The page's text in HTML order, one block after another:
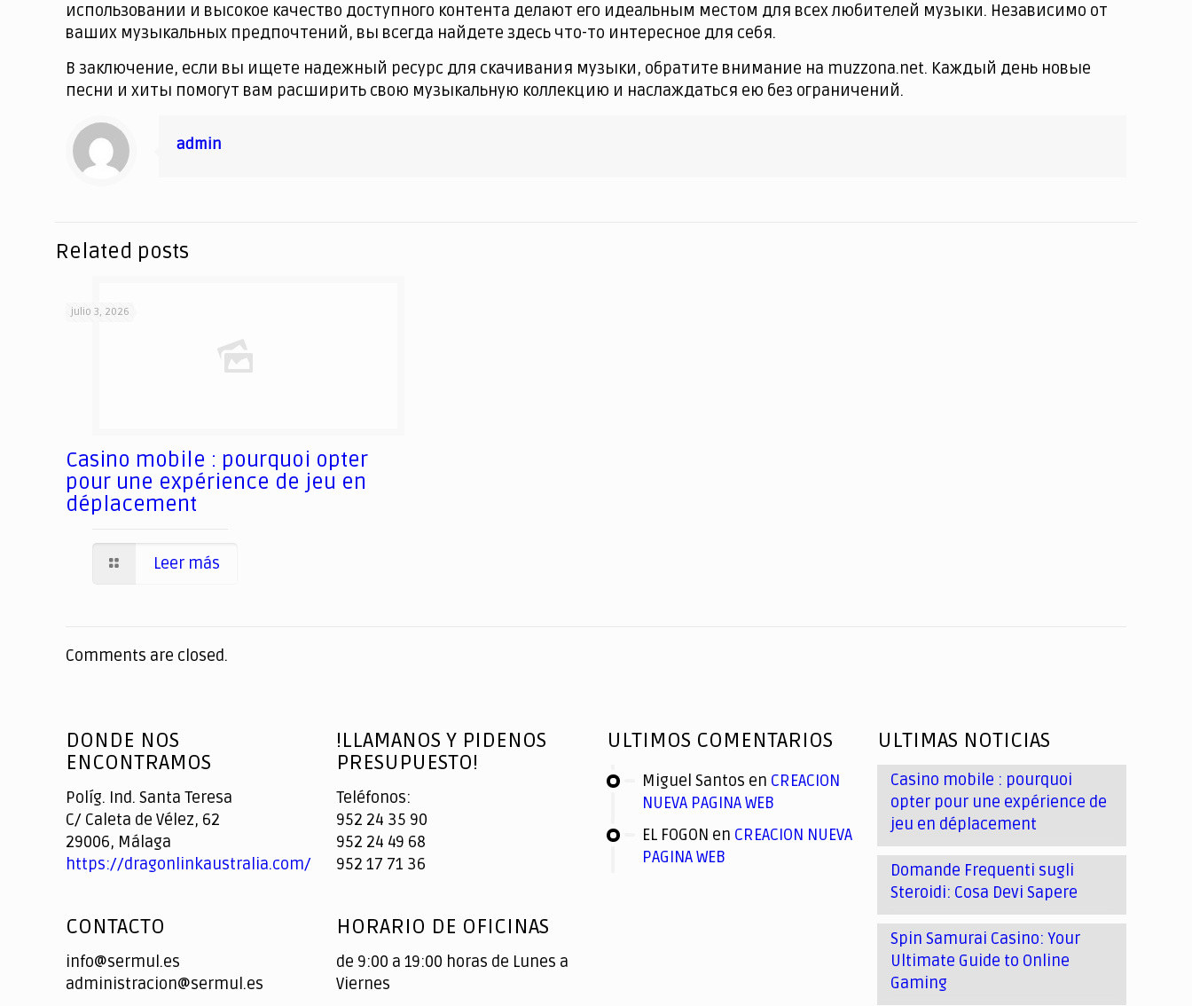
использовании и высокое качество доступного контента делают его идеальным местом для всех любителей музыки. Независимо от
ваших музыкальных предпочтений, вы всегда найдете здесь что-то интересное для себя.
В заключение, если вы ищете надежный ресурс для скачивания музыки, обратите внимание на muzzona.net. Каждый день новые
песни и хиты помогут вам расширить свою музыкальную коллекцию и наслаждаться ею без ограничений.
admin
Related posts
julio 3, 2026
Casino mobile : pourquoi opter
pour une expérience de jeu en
déplacement
Leer más
Comments are closed.
DONDE NOS
ENCONTRAMOS
Políg. Ind. Santa Teresa
C/ Caleta de Vélez, 62
29006, Málaga
https://dragonlinkaustralia.com/
CONTACTO
info@sermul.es
administracion@sermul.es
!LLAMANOS Y PIDENOS
PRESUPUESTO!
Teléfonos:
952 24 35 90
952 24 49 68
952 17 71 36
HORARIO DE OFICINAS
de 9:00 a 19:00 horas de Lunes a
Viernes
ULTIMOS COMENTARIOS
Miguel Santos en CREACION
NUEVA PAGINA WEB
EL FOGON en CREACION NUEVA
PAGINA WEB
ULTIMAS NOTICIAS
Casino mobile : pourquoi
opter pour une expérience de
jeu en déplacement
Domande Frequenti sugli
Steroidi: Cosa Devi Sapere
Spin Samurai Casino: Your
Ultimate Guide to Online
Gaming